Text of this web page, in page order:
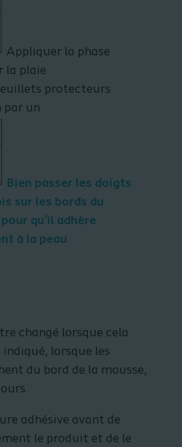
Appliquer la phase
la plaie
protecteurs
par un
Bien passer les doigts
sur les bords du
qu'il adhère
à la peau
changé lorsque cela
lorsque les
du bord de la mousse,
adhésive avant de
le produit et de le